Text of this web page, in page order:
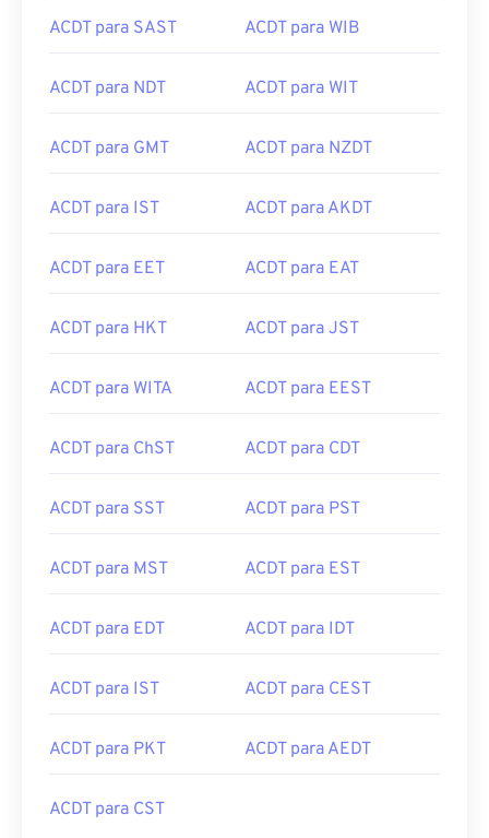
ACDT para SAST ACDT para WIB
ACDT para NDT ACDT para WIT
ACDT para GMT ACDT para NZDT
ACDT para IST ACDT para AKDT
ACDT para EET ACDT para EAT
ACDT para HKT ACDT para JST
ACDT para WITA ACDT para EEST
ACDT para ChST ACDT para CDT
ACDT para SST ACDT para PST
ACDT para MST ACDT para EST
ACDT para EDT ACDT para IDT
ACDT para IST ACDT para CEST
ACDT para PKT ACDT para AEDT
ACDT para CST